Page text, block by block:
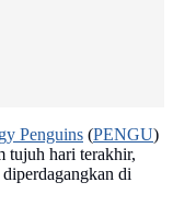
Penguins (PENGU)
tujuh hari terakhir,
di